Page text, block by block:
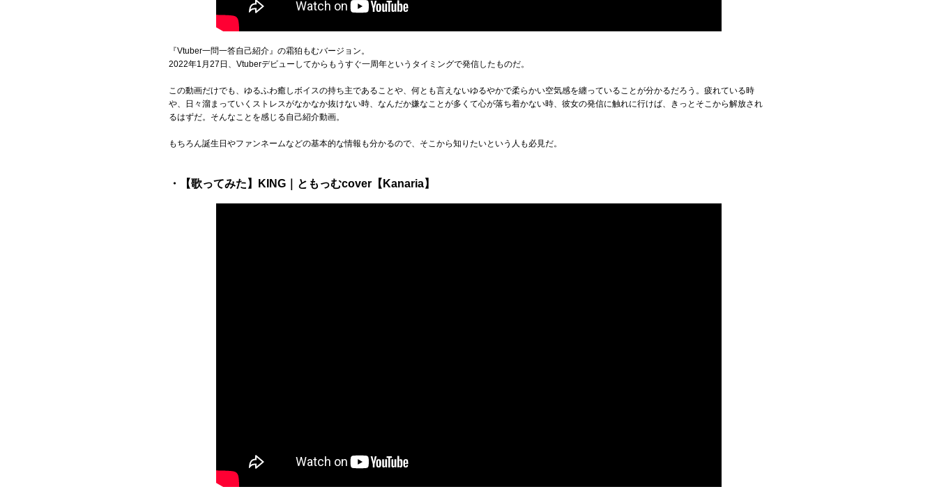
『Vtuber一問一答自己紹介』の霜狛もむバージョン。
2022年1月27日、Vtuberデビューしてからもうすぐ一周年というタイミングで発信したものだ。
この動画だけでも、ゆるふわ癒しボイスの持ち主であることや、何とも言えないゆるやかで柔らかい空気感を纏っていることが分かるだろう。疲れている時
や、日々溜まっていくストレスがなかなか抜けない時、なんだか嫌なことが多くて心が落ち着かない時、彼女の発信に触れに行けば、きっとそこから解放され
るはずだ。そんなことを感じる自己紹介動画。
もちろん誕生日やファンネームなどの基本的な情報も分かるので、そこから知りたいという人も必見だ。
・【歌ってみた】KING｜ともっむcover【Kanaria】